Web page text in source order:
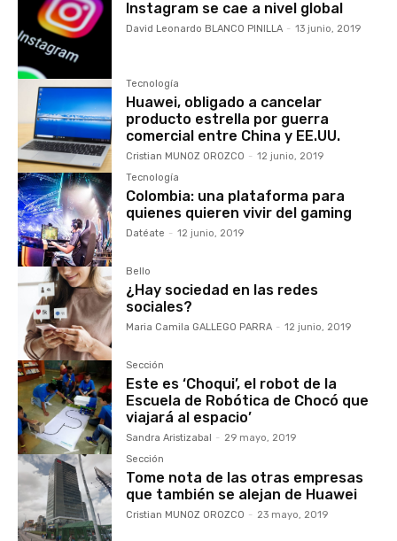
Instagram se cae a nivel global
David Leonardo BLANCO PINILLA - 13 junio, 2019
Tecnología
Huawei, obligado a cancelar
producto estrella por guerra
comercial entre China y EE.UU.
Cristian MUNOZ OROZCO - 12 junio, 2019
Tecnología
Colombia: una plataforma para
quienes quieren vivir del gaming
Datéate - 12 junio, 2019
Bello
¿Hay sociedad en las redes
sociales?
Maria Camila GALLEGO PARRA - 12 junio, 2019
Sección
Este es ‘Choqui’, el robot de la
Escuela de Robótica de Chocó que
viajará al espacio’
Sandra Aristizabal - 29 mayo, 2019
Sección
Tome nota de las otras empresas
que también se alejan de Huawei
Cristian MUNOZ OROZCO - 23 mayo, 2019